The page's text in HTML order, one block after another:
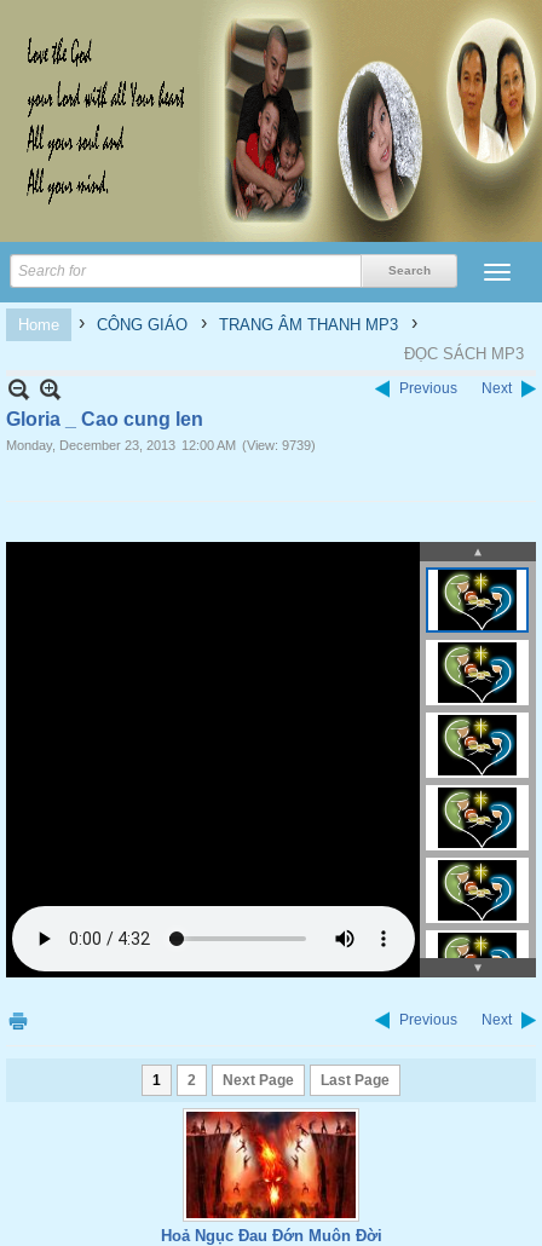
Home › CÔNG GIÁO › TRANG ÂM THANH MP3 ›
ĐỌC SÁCH MP3
Previous Next
Gloria _ Cao cung len
Monday, December 23, 2013 12:00 AM (View: 9739)
Previous Next
1 2 Next Page Last Page
Hoả Ngục Đau Đớn Muôn Đời